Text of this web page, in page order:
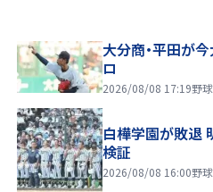
大分商・平田が
ロ
2026/08/08 17:19野球
白樺学園が敗退
検証
2026/08/08 16:00野球